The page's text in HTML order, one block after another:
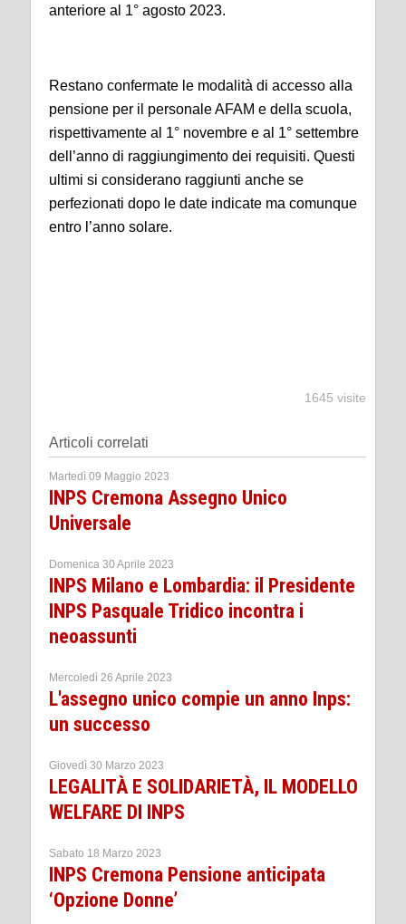
anteriore al 1° agosto 2023.
Restano confermate le modalità di accesso alla
pensione per il personale AFAM e della scuola,
rispettivamente al 1° novembre e al 1° settembre
dell’anno di raggiungimento dei requisiti. Questi
ultimi si considerano raggiunti anche se
perfezionati dopo le date indicate ma comunque
entro l’anno solare.
1645 visite
Articoli correlati
Martedì 09 Maggio 2023
INPS Cremona Assegno Unico
Universale
Domenica 30 Aprile 2023
INPS Milano e Lombardia: il Presidente
INPS Pasquale Tridico incontra i
neoassunti
Mercoledì 26 Aprile 2023
L'assegno unico compie un anno Inps:
un successo
Giovedì 30 Marzo 2023
LEGALITÀ E SOLIDARIETÀ, IL MODELLO
WELFARE DI INPS
Sabato 18 Marzo 2023
INPS Cremona Pensione anticipata
‘Opzione Donne’